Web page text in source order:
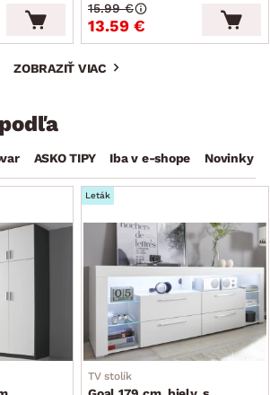
13.59 €
15.99 €
ZOBRAZIŤ VIAC
ASKO TIPY Iba v e-shope Novinky
Leták
TV stolík